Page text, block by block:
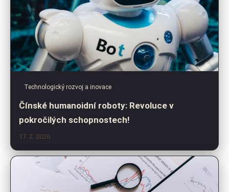
Technologický rozvoj a inovace
Čínské humanoidní roboty: Revoluce v
pokročilých schopnostech!
17. 2. 2026